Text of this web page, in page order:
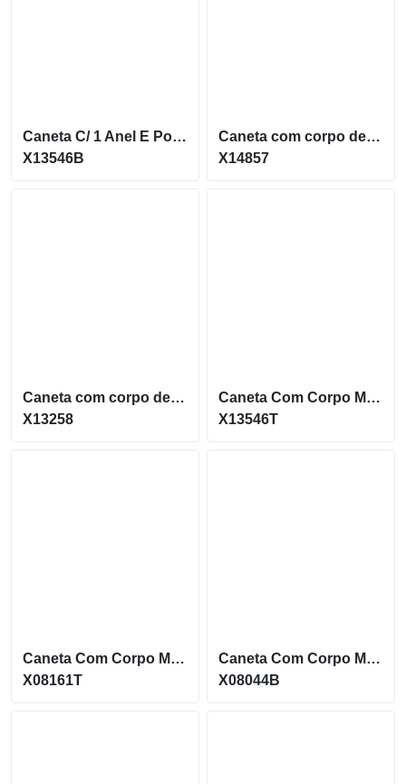
Caneta C/ 1 Anel E Ponta Touch (Mult. De 100)
X13546B
Caneta com corpo de Metal e Ponteira Touch acionamento por clique X14857
X14857
Caneta com corpo de Metal e Ponteira Touch X13258
X13258
Caneta Com Corpo Metal E Ponteira Touch Screen X13546T
X13546T
Caneta Com Corpo Metálico E Ponteira Touch Acionamento Por Clique X08161T
X08161T
Caneta Com Corpo Metálico E Ponteira Touch X08044B
X08044B